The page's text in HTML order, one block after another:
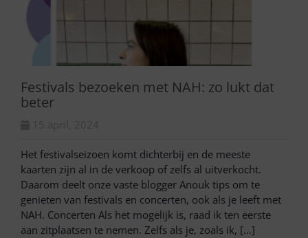
Festivals bezoeken met NAH: zo lukt dat
beter
Het festivalseizoen komt dichterbij en de meeste
kaarten zijn al in de verkoop of zelfs al uitverkocht.
Daarom deelt onze vaste blogger Anouk tips om te
genieten van festivals en concerten, ook als je leeft met
NAH. Concerten Als het mogelijk is, raad ik ten eerste
aan zitplaatsen te nemen. Zelfs als je, zoals ik, […]